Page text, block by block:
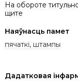
На обороте
щите
Наяўнасць памет
пячаткі, штампы
Дадатковая